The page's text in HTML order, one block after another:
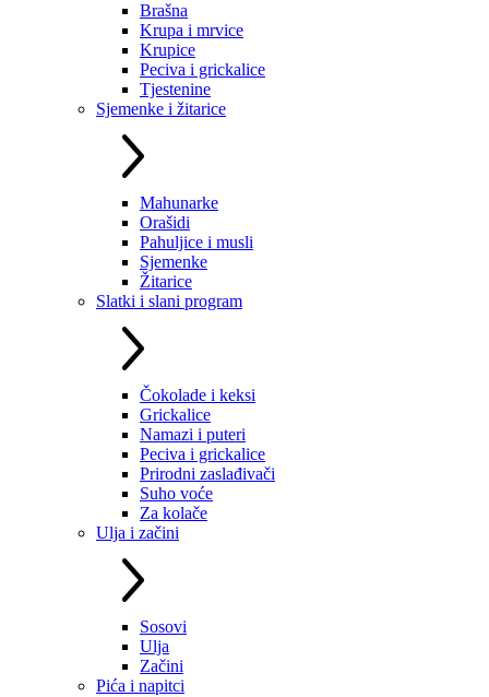
Brašna
Krupa i mrvice
Krupice
Peciva i grickalice
Tjestenine
Sjemenke i žitarice
Mahunarke
Orašidi
Pahuljice i musli
Sjemenke
Žitarice
Slatki i slani program
Čokolade i keksi
Grickalice
Namazi i puteri
Peciva i grickalice
Prirodni zaslađivači
Suho voće
Za kolače
Ulja i začini
Sosovi
Ulja
Začini
Pića i napitci